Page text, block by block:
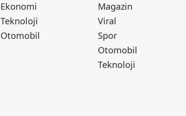
Ekonomi
Teknoloji
Otomobil
Magazin
Viral
Spor
Otomobil
Teknoloji